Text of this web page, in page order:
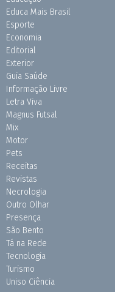
Educa Mais Brasil
Esporte
Economia
Editorial
Exterior
Guia Saúde
Informação Livre
Letra Viva
Magnus Futsal
Mix
Motor
Pets
Receitas
Revistas
Necrologia
Outro Olhar
Presença
São Bento
Tá na Rede
Tecnologia
Turismo
Uniso Ciência